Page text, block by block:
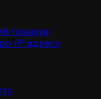
показує
IP-адресу